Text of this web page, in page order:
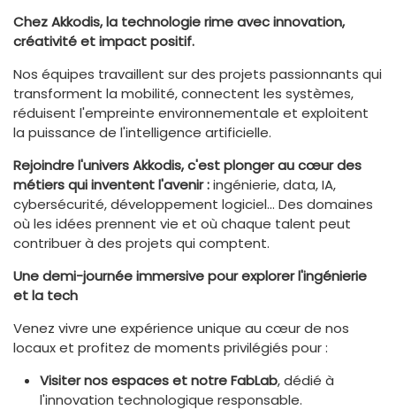
Chez Akkodis, la technologie rime avec innovation,
créativité et impact positif.
Nos équipes travaillent sur des projets passionnants qui
transforment la mobilité, connectent les systèmes,
réduisent l'empreinte environnementale et exploitent
la puissance de l'intelligence artificielle.
Rejoindre l'univers Akkodis, c'est plonger au cœur des
métiers qui inventent l'avenir :ingénierie, data, IA,
cybersécurité, développement logiciel… Des domaines
où les idées prennent vie et où chaque talent peut
contribuer à des projets qui comptent.
Une demi-journée immersive pour explorer l'ingénierie
et la tech
Venez vivre une expérience unique au cœur de nos
locaux et profitez de moments privilégiés pour :
Visiter nos espaces et notre FabLab, dédié à
l'innovation technologique responsable.